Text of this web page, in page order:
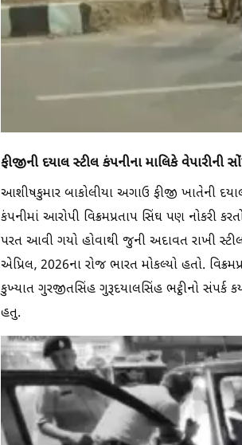
ફીજીની દયાલ સ્ટીલ કંપનીના માલિકે વેપારીની
આશીષકુમાર બાકોલીયા અગાઉ ફીજી ખાતેની
કંપનીમાં આરોપી વિક્રમપ્રતાપ સિંઘ પણ નોકરી
પરત આવી ગયો હોવાથી જુની અદાવત રાખી
એપ્રિલ, 2026ના રોજ ભારત મોકલ્યો હતો.
કુખ્યાત ગુરજીતસિંહ ગુરૂદયાલસિંહ ભટ્ઠીનો સંપર્ક
હતુ.